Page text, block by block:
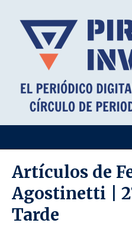
Artículos de
Agostinetti |
Tarde